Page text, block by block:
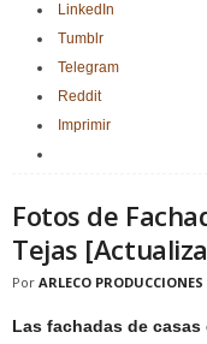
LinkedIn
Tumblr
Telegram
Reddit
Imprimir
Fotos de
Tejas
Por ARLECO PRODUCCIONES
Las fachadas de